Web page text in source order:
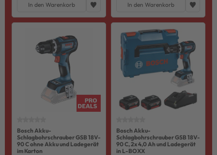
In den Warenkorb In den Warenkorb
Bosch Akku-
Schlagbohrschrauber GSB 18V-
90 C ohne Akku und Ladegerät
im Karton
Bosch Akku-
Schlagbohrschrauber GSB 18V-
90 C, 2x 4,0 Ah und Ladegerät
in L-BOXX